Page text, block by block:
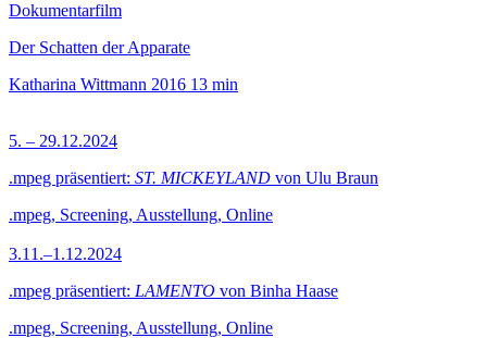
Dokumentarfilm
Der Schatten der Apparate
Katharina Wittmann 2016 13 min
5. – 29.12.2024
.mpeg präsentiert: ST. MICKEYLAND von Ulu Braun
.mpeg, Screening, Ausstellung, Online
3.11.–1.12.2024
.mpeg präsentiert: LAMENTO von Binha Haase
.mpeg, Screening, Ausstellung, Online